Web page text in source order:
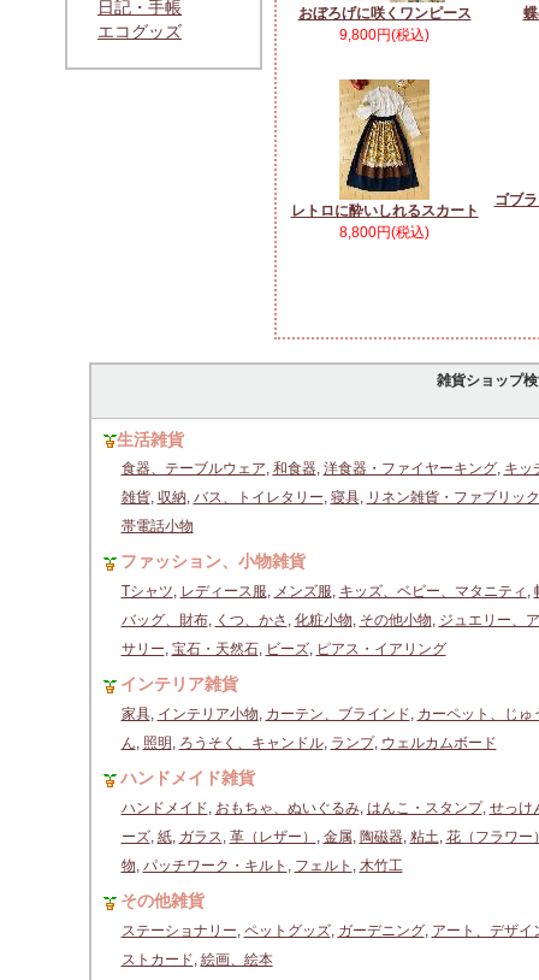
日記・手帳
エコグッズ
おぼろげに咲くワンピース
9,800円(税込)
レトロに酔いしれるスカート
8,800円(税込)
ゴブ
雑貨ショップ
生活雑貨
食器、テーブルウェア, 和食器, 洋食器・ファイヤーキング, キッ
雑貨, 収納, バス、トイレタリー, 寝具, リネン雑貨・ファブリック
帯電話小物
ファッション、小物雑貨
Tシャツ, レディース服, メンズ服, キッズ、ベビー、マタニティ ,
バッグ、財布, くつ、かさ , 化粧小物, その他小物, ジュエリー、
サリー, 宝石・天然石, ビーズ, ピアス・イアリング
インテリア雑貨
家具, インテリア小物, カーテン、ブラインド, カーペット、じゅ
ん, 照明 , ろうそく、キャンドル, ランプ, ウェルカムボード
ハンドメイド雑貨
ハンドメイド, おもちゃ、ぬいぐるみ, はんこ・スタンプ, せっけ
ーズ, 紙, ガラス, 革（レザー） , 金属, 陶磁器, 粘土, 花（フラワー
物, パッチワーク・キルト , フェルト , 木竹工
その他雑貨
ステーショナリー, ペットグッズ, ガーデニング, アート、デザイ
ストカード, 絵画、絵本